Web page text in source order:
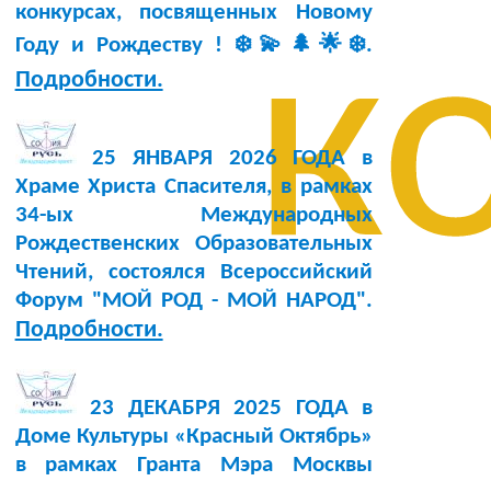
конкурсах, посвященных Новому
Году и Рождеству ! ❄️💫🌲🌟❄️.
Подробности.
25 ЯНВАРЯ 2026 ГОДА в
Храме Христа Спасителя, в рамках
34-ых Международных
Рождественских Образовательных
Чтений, состоялся Всероссийский
Форум "МОЙ РОД - МОЙ НАРОД".
Подробности.
23 ДЕКАБРЯ 2025 ГОДА в
Доме Культуры «Красный Октябрь»
в рамках Гранта Мэра Москвы